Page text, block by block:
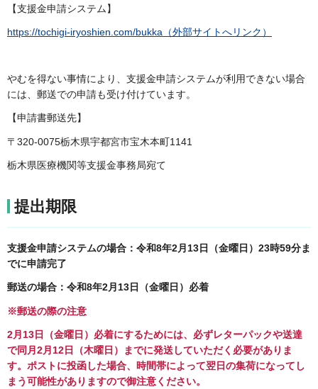
【支援金申請システム】
https://tochigi-iryoshien.com/bukka（外部サイトへリンク）
やむを得ない事情により、支援金申請システムが利用できない場合
には、郵送での申請も受け付けています。
【申請書郵送先】
〒320-0075栃木県宇都宮市宝木本町1141
栃木県医療機関等支援金事務局宛て
提出期限
支援金申請システムの場合：令和8年2月13日（金曜日）23時59分ま
でに申請完了
郵送の場合：令和8年2月13日（金曜日）必着
※郵送の際の注意
2月13日（金曜日）必着にするためには、必ずレターパックや送達
で同月2月12日（木曜日）までに発送していただく必要がありま
す。ポストに投函した場合、時間帯によって翌日の集荷になってし
まう可能性がありますので御注意ください。